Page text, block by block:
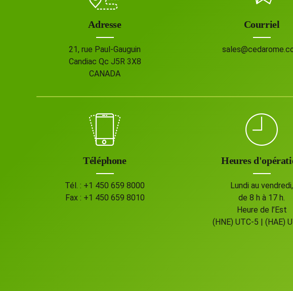
Adresse
21, rue Paul-Gauguin
Candiac Qc J5R 3X8
CANADA
Courriel
Téléphone
Tél. : +1 450 659 8000
Fax : +1 450 659 8010
Heures
Lundi au vendredi,
de 8 h à 17 h.
Heure de l’Est
(HNE) UTC-5 | (HAE)